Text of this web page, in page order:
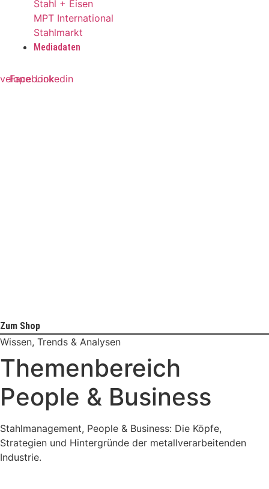
Stahl + Eisen
MPT International
Stahlmarkt
Mediadaten
FacebookLinkedin
Zum Shop
Wissen, Trends & Analysen
Themenbereich
People & Business
Stahlmanagement, People & Business: Die Köpfe,
Strategien und Hintergründe der metallverarbeitenden
Industrie.